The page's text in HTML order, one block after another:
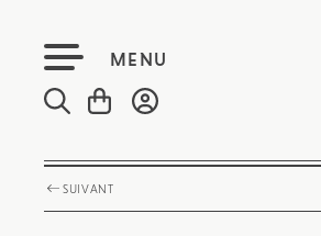
MENU
SUIVANT